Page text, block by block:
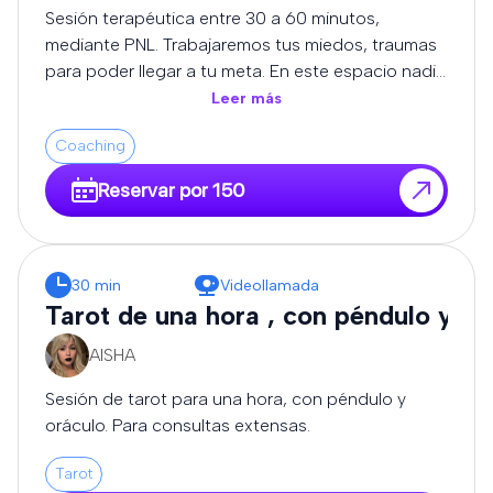
cómo avanzar con mayor conciencia y
empoderamiento. 💫 ¿Para quién es este servicio?
Para quienes buscan más que predicciones. Si
deseas comprender el “por qué” detrás de lo que
este servicio es para ti. 🌟 Beneficios: Claridad en
momentos de duda Acompañamiento en
procesos de cambio Comprensión emocional y
espiritual Dirección y motivación para avanzar
Cada lectura se realiza en un espacio seguro,
confidencial y enriquecedor, donde tu crecimiento
personal es lo más importante. 🌙 Reserva tu
lectura ahora y comienza a transformar tu realidad
desde la conciencia.
Sesión terapéutica entre 30 a 60 minutos,
mediante PNL. Trabajaremos tus miedos, traumas
para poder llegar a tu meta. En este espacio nadie
te juzgará, estaré para escucharte.
Leer más
Coaching
Reservar por 150
30 min Videollamada
Tarot de una hora , con péndulo y
AISHA
Sesión de tarot para una hora, con péndulo y
oráculo. Para consultas extensas.
Tarot